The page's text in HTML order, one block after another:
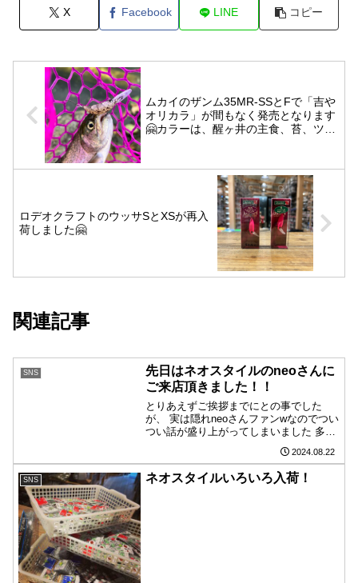
X Facebook LINE コピー
ムカイのザンム35MR-SSとFで「吉や
オリカラ」が間もなく発売となります
🤗カラーは、醒ヶ井の主食、苔、ツレ
ロデオクラフトのウッサSとXSが再入
荷しました🤗
関連記事
SNS
先日はネオスタイルのneoさんに
ご来店頂きました！！
とりあえずご挨拶までにとの事でした
が、 実は隠れneoさんファンwなのでつい
つい話が盛り上がってしまいました️ 多
分、田村君ネットさんが近々（？）納品
に来てくれると言ってたので期待して待
ちましょう イベントなんかも出来たら面
白いですね〜。 ...
2024.08.22
SNS ネオスタイルいろいろ入荷！